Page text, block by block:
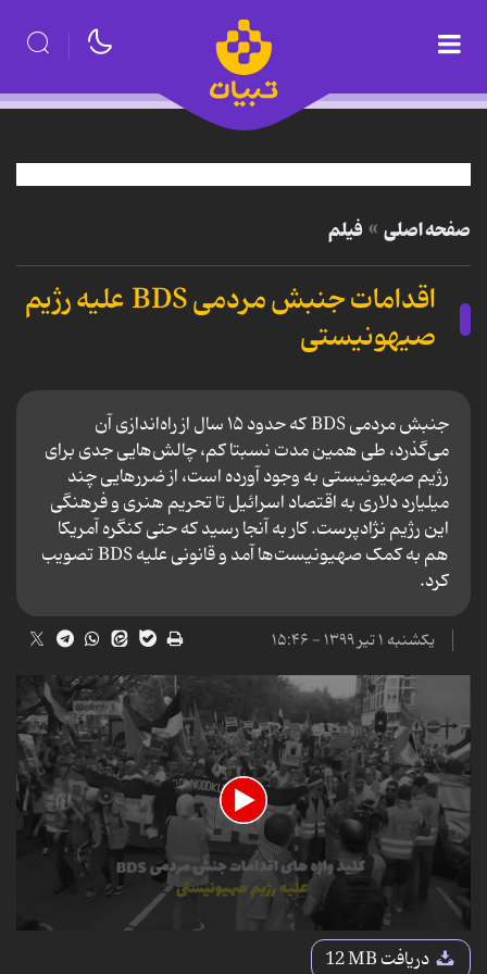
صفحه اصلی فیلم
اقدامات جنبش مردمی BDS علیه رژیم
صیهونیستی
جنبش مردمی BDS که حدود ۱۵ سال از راه‌اندازی آن
می‌گذرد، طی همین مدت نسبتا کم، چالش‌هایی جدی برای
رژیم صهیونیستی به وجود آورده است، از ضررهایی چند
میلیارد دلاری به اقتصاد اسرائیل تا تحریم هنری و فرهنگی
این رژیم نژادپرست. کار به آنجا رسید که حتی کنگره آمریکا
هم به کمک صهیونیست‌ها آمد و قانونی علیه BDS تصویب
کرد.
یکشنبه ۱ تیر ۱۳۹۹ - ۱۵:۴۶
0
دریافت12 MB